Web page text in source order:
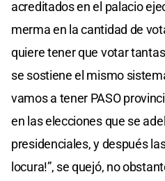
acreditados en el palacio
merma en la cantidad de
quiere tener que votar tantas
se sostiene el mismo
vamos a tener PASO
en las elecciones que se
presidenciales, y después
locura!”, se quejó, no